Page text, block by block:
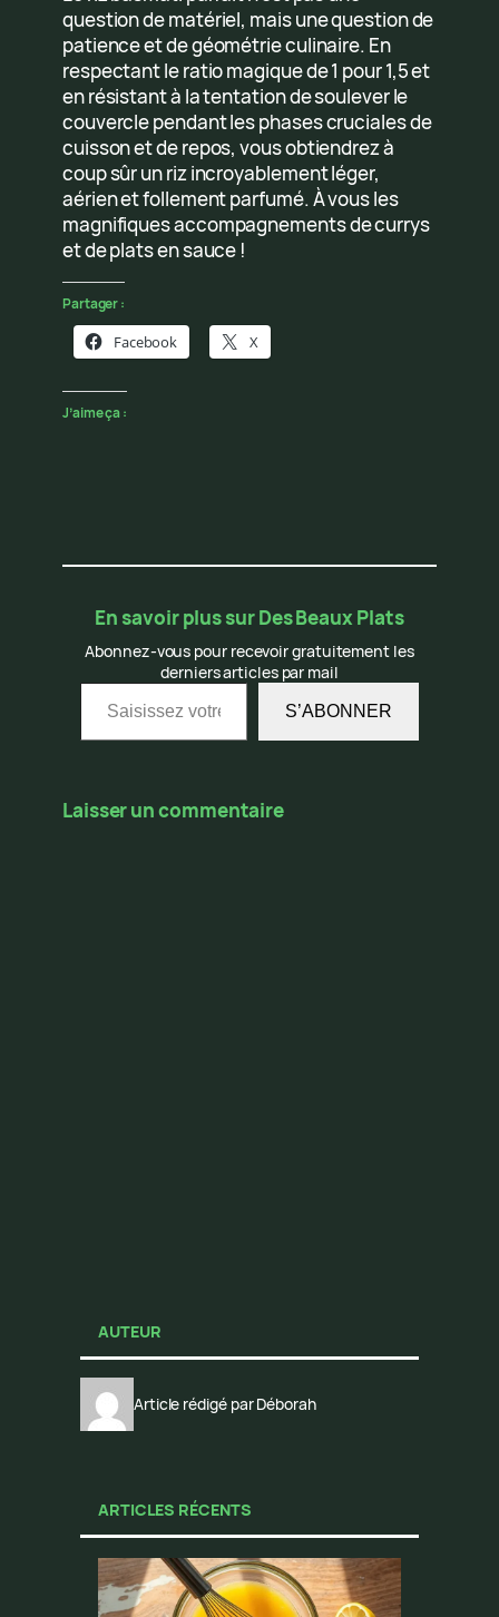
question de matériel, mais une question de
patience et de géométrie culinaire. En
respectant le ratio magique de 1 pour 1,5 et
en résistant à la tentation de soulever le
couvercle pendant les phases cruciales de
cuisson et de repos, vous obtiendrez à
coup sûr un riz incroyablement léger,
aérien et follement parfumé. À vous les
magnifiques accompagnements de currys
et de plats en sauce !
Partager :
Facebook X
J’aime ça :
En savoir plus sur Des Beaux Plats
Abonnez-vous pour recevoir gratuitement les
derniers articles par mail
Saisissez votre adresse e-mail…
S’ABONNER
Laisser un commentaire
AUTEUR
Article rédigé par Déborah
ARTICLES RÉCENTS